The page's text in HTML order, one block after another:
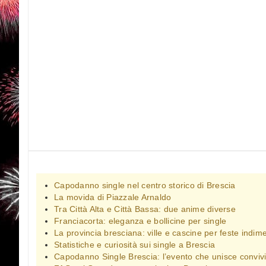
Capodanno single nel centro storico di Brescia
La movida di Piazzale Arnaldo
Tra Città Alta e Città Bassa: due anime diverse
Franciacorta: eleganza e bollicine per single
La provincia bresciana: ville e cascine per feste
Statistiche e curiosità sui single a Brescia
Capodanno Single Brescia: l’evento che unisce